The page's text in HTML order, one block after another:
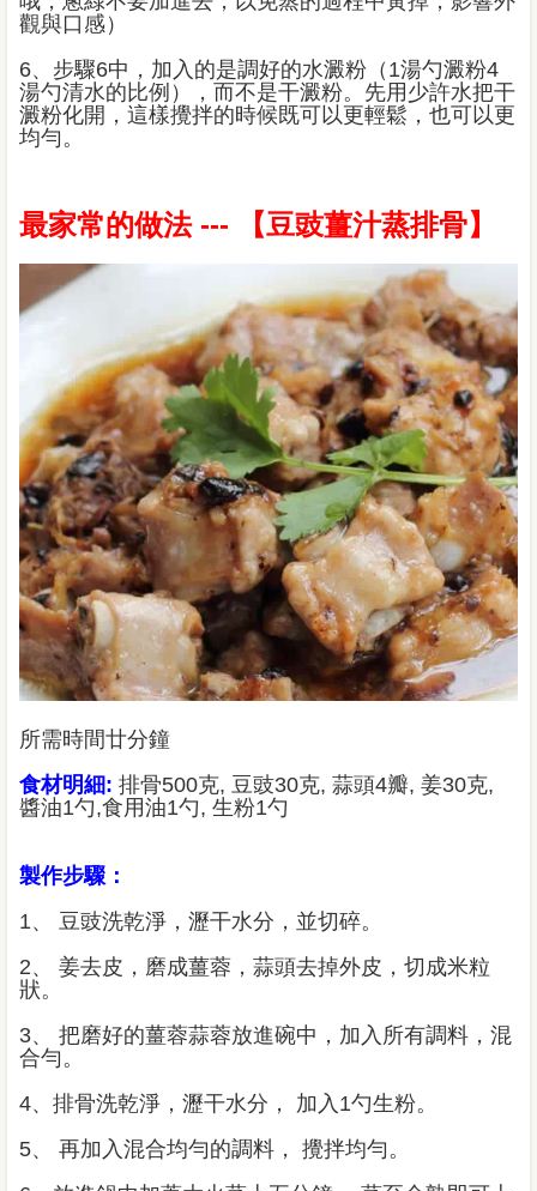
觀與口感）
6、步驟6中，加入的是調好的水澱粉（1湯勺澱粉4
湯勺清水的比例），而不是干澱粉。先用少許水把干
澱粉化開，這樣攪拌的時候既可以更輕鬆，也可以更
均勻。
最家常的做法 --- 【豆豉薑汁蒸排骨】
所需時間廿分鐘
食材明細: 排骨500克, 豆豉30克, 蒜頭4瓣, 姜30克,
醬油1勺,食用油1勺, 生粉1勺
製作步驟：
1、 豆豉洗乾淨，瀝干水分，並切碎。
2、 姜去皮，磨成薑蓉，蒜頭去掉外皮，切成米粒
狀。
3、 把磨好的薑蓉蒜蓉放進碗中，加入所有調料，混
合勻。
4、排骨洗乾淨，瀝干水分， 加入1勺生粉。
5、 再加入混合均勻的調料， 攪拌均勻。